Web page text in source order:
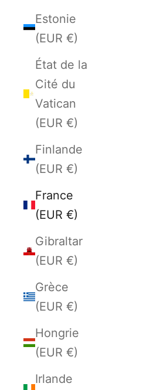
Estonie
(EUR €)
État de la
Cité du
Vatican
(EUR €)
Finlande
(EUR €)
France
(EUR €)
Gibraltar
(EUR €)
Grèce
(EUR €)
Hongrie
(EUR €)
Irlande